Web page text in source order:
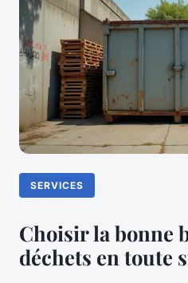
SERVICES
Choisir la bonne
déchets en toute